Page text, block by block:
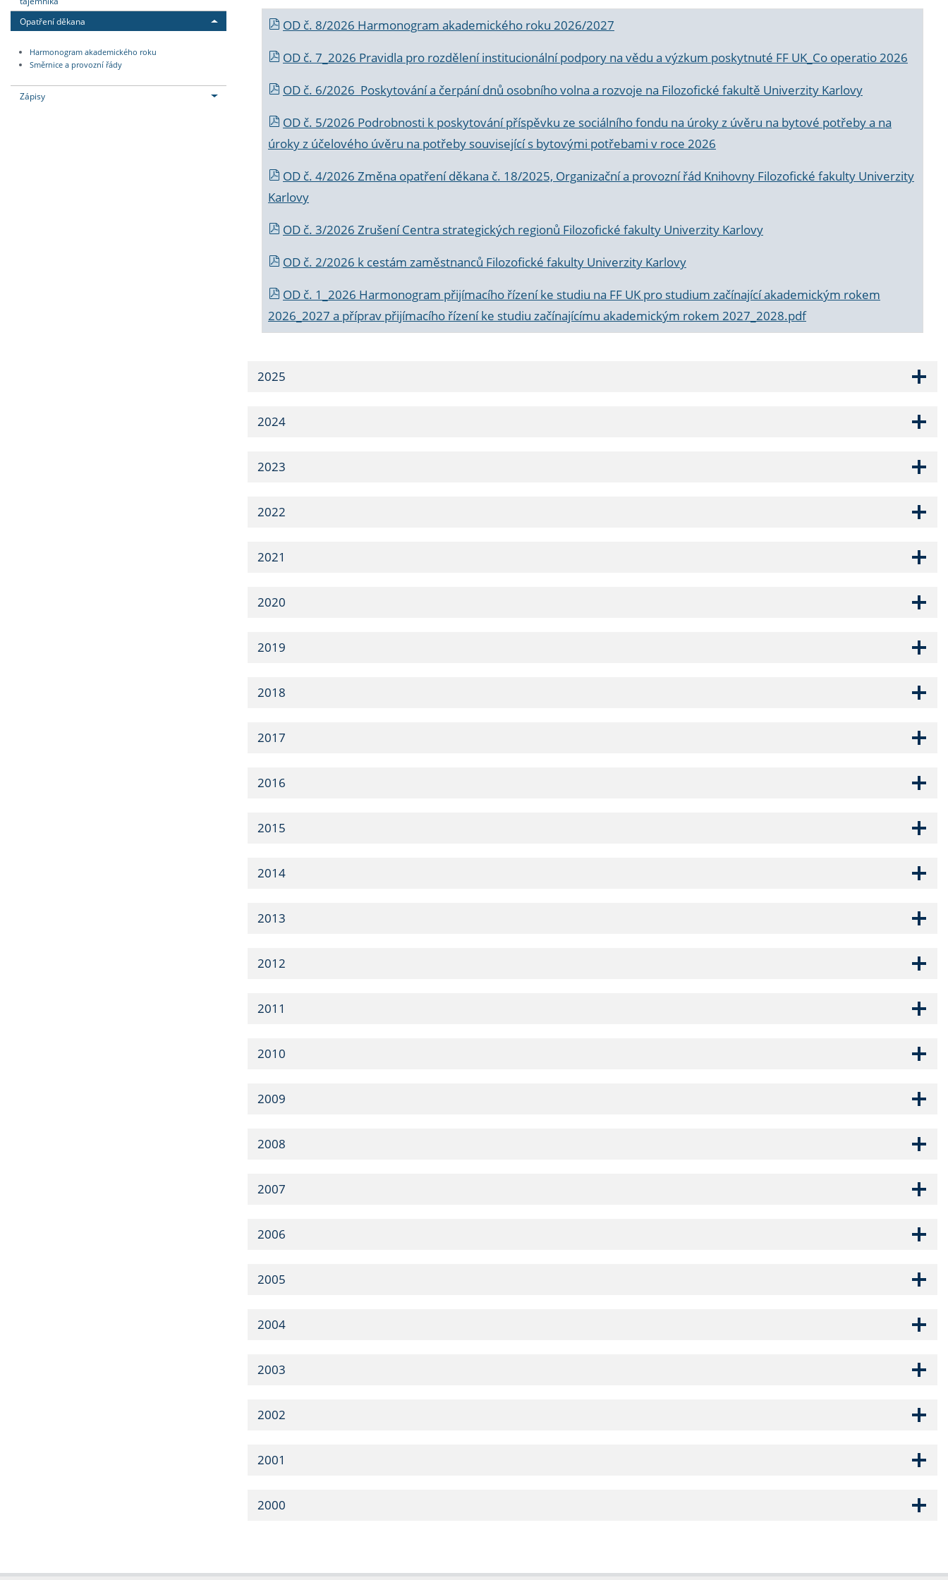
Opatření děkana
Harmonogram akademického roku
Směrnice a provozní řády
Zápisy
OD č. 8/2026 Harmonogram akademického roku 2026/2027
OD č. 7_2026 Pravidla pro rozdělení institucionální podpory na vědu a výzkum poskytnuté FF UK_Co operatio 2026
OD č. 6/2026 Poskytování a čerpání dnů osobního volna a rozvoje na Filozofické fakultě Univerzity Karlovy
OD č. 5/2026 Podrobnosti k poskytování příspěvku ze sociálního fondu na úroky z úvěru na bytové potřeby a na
úroky z účelového úvěru na potřeby související s bytovými potřebami v roce 2026
OD č. 4/2026 Změna opatření děkana č. 18/2025, Organizační a provozní řád Knihovny Filozofické fakulty Univerzity
Karlovy
OD č. 3/2026 Zrušení Centra strategických regionů Filozofické fakulty Univerzity Karlovy
OD č. 2/2026 k cestám zaměstnanců Filozofické fakulty Univerzity Karlovy
OD č. 1_2026 Harmonogram přijímacího řízení ke studiu na FF UK pro studium začínající akademickým rokem
2026_2027 a příprav přijímacího řízení ke studiu začínajícímu akademickým rokem 2027_2028.pdf
2025
2024
2023
2022
2021
2020
2019
2018
2017
2016
2015
2014
2013
2012
2011
2010
2009
2008
2007
2006
2005
2004
2003
2002
2001
2000